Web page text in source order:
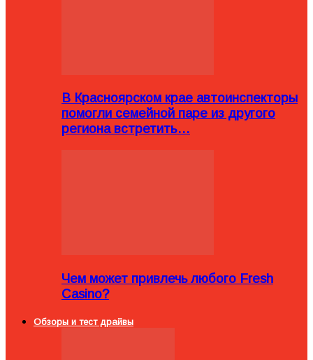
В Красноярском крае автоинспекторы
помогли семейной паре из другого
региона встретить…
Чем может привлечь любого Fresh
Casino?
Обзоры и тест драйвы